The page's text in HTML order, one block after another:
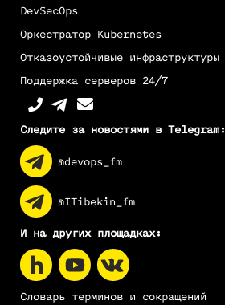
DevSecOps
Оркестратор Kubernetes
Отказоустойчивые инфраструктуры
Поддержка серверов 24/7
Следите за новостями в Telegram:
@devops_fm
@ITibekin_fm
И на других площадках:
Словарь терминов и сокращений